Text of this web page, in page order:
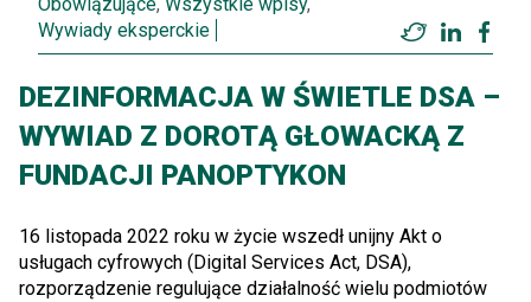
Wywiady eksperckie
Twitter
DEZINFORMACJA W ŚWIETLE DSA –
WYWIAD Z DOROTĄ GŁOWACKĄ Z
FUNDACJI PANOPTYKON
16 listopada 2022 roku w życie wszedł unijny Akt o
usługach cyfrowych (Digital Services Act, DSA),
rozporządzenie regulujące działalność wielu podmiotów